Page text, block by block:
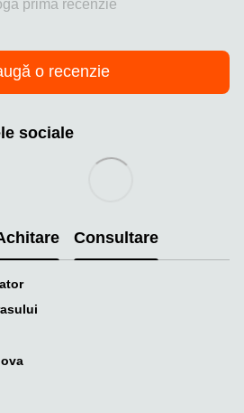
prima recenzie
o recenzie
sociale
Consultare